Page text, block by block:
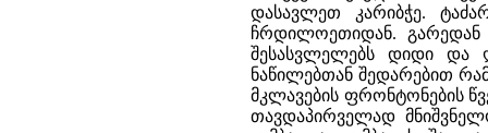
დასავლეთ კარიბჭე.
ჩრდილოეთიდან.
შესასვლელებს დიდი და
ნაწილებთან შედარებით
მკლავების ფრონტონების
თავდაპირველად